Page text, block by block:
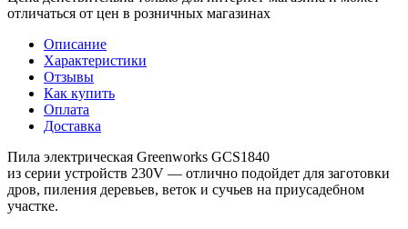
отличаться от цен в розничных магазинах
Описание
Характеристики
Отзывы
Как купить
Оплата
Доставка
Пила электрическая Greenworks GCS1840
из серии устройств 230V — отлично подойдет для заготовки
дров, пиления деревьев, веток и сучьев на приусадебном
участке.